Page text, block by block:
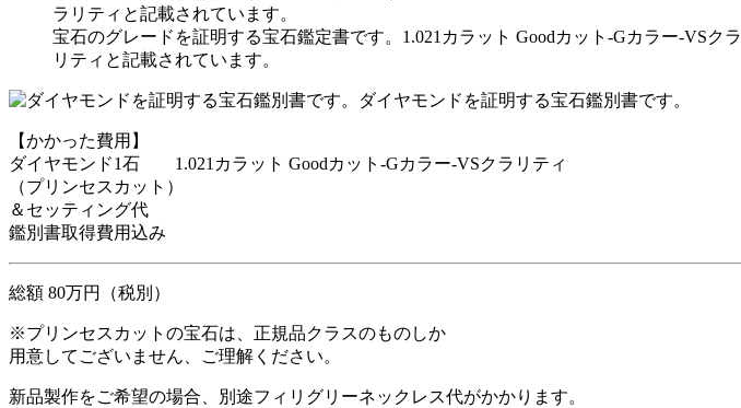
宝石のグレードを証明する宝石鑑定書です。1.021カラット Goodカット-Gカラー-VSクラ
リティと記載されています。
ダイヤモンドを証明する宝石鑑別書です。
【かかった費用】
ダイヤモンド1石 1.021カラット Goodカット-Gカラー-VSクラリティ
（プリンセスカット）
＆セッティング代
鑑別書取得費用込み
総額 80万円（税別）
※プリンセスカットの宝石は、正規品クラスのものしか
用意してございません、ご理解ください。
新品製作をご希望の場合、別途フィリグリーネックレス代がかかります。